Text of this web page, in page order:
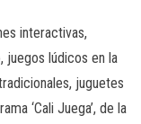
interactivas,
juegos lúdicos en la
juguetes
‘Cali Juega’, de la